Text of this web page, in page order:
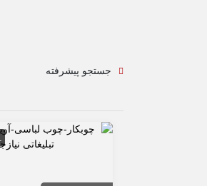
جستجو پیشرفته